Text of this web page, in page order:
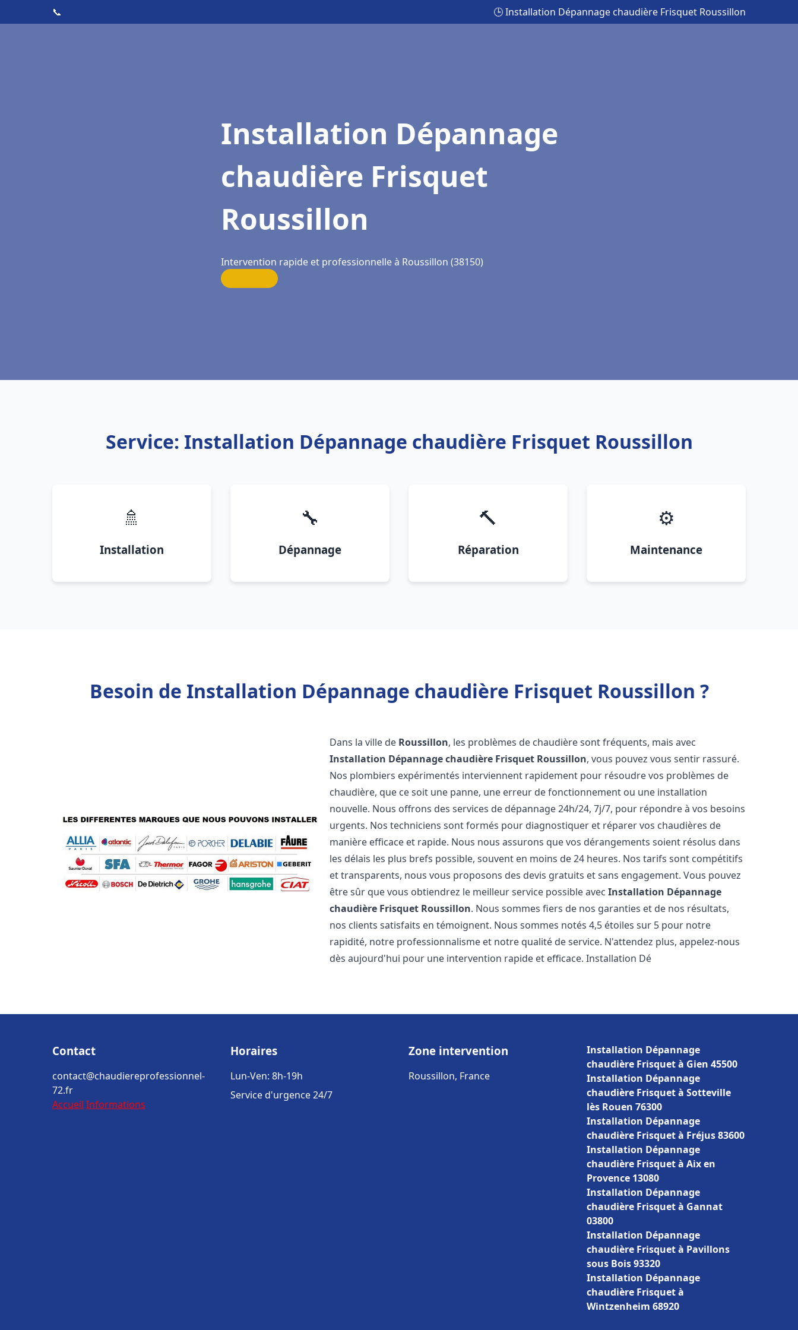
📞 🕒 Installation Dépannage chaudière Frisquet Roussillon
Installation Dépannage
chaudière Frisquet
Roussillon
Intervention rapide et professionnelle à Roussillon (38150)
Service: Installation Dépannage chaudière Frisquet Roussillon
🚿
Installation
🔧
Dépannage
🔨
Réparation
⚙️
Maintenance
Besoin de Installation Dépannage chaudière Frisquet Roussillon ?
Dans la ville de Roussillon, les problèmes de chaudière sont fréquents, mais avec
Installation Dépannage chaudière Frisquet Roussillon, vous pouvez vous sentir rassuré.
Nos plombiers expérimentés interviennent rapidement pour résoudre vos problèmes de
chaudière, que ce soit une panne, une erreur de fonctionnement ou une installation
nouvelle. Nous offrons des services de dépannage 24h/24, 7j/7, pour répondre à vos besoins
urgents. Nos techniciens sont formés pour diagnostiquer et réparer vos chaudières de
manière efficace et rapide. Nous nous assurons que vos dérangements soient résolus dans
les délais les plus brefs possible, souvent en moins de 24 heures. Nos tarifs sont compétitifs
et transparents, nous vous proposons des devis gratuits et sans engagement. Vous pouvez
être sûr que vous obtiendrez le meilleur service possible avecInstallation Dépannage
chaudière Frisquet Roussillon. Nous sommes fiers de nos garanties et de nos résultats,
nos clients satisfaits en témoignent. Nous sommes notés 4,5 étoiles sur 5 pour notre
rapidité, notre professionnalisme et notre qualité de service. N'attendez plus, appelez-nous
dès aujourd'hui pour une intervention rapide et efficace. Installation Dé
Contact
contact@chaudiereprofessionnel-
72.fr
Accueil Informations
Horaires
Lun-Ven: 8h-19h
Service d'urgence 24/7
Zone intervention
Roussillon, France
Installation Dépannage
chaudière Frisquet à Gien 45500
Installation Dépannage
chaudière Frisquet à Sotteville
lès Rouen 76300
Installation Dépannage
chaudière Frisquet à Fréjus 83600
Installation Dépannage
chaudière Frisquet à Aix en
Provence 13080
Installation Dépannage
chaudière Frisquet à Gannat
03800
Installation Dépannage
chaudière Frisquet à Pavillons
sous Bois 93320
Installation Dépannage
chaudière Frisquet à
Wintzenheim 68920